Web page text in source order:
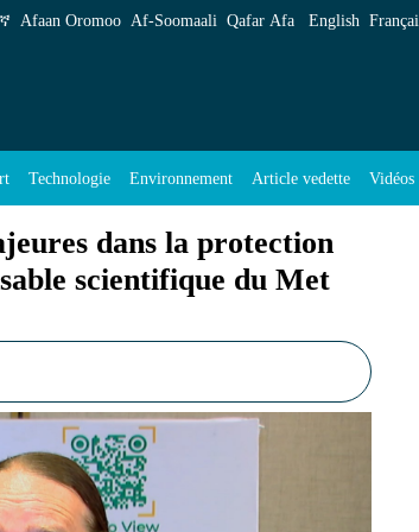
de l’environnement, affirme
Afaan Oromoo Af‑Soomaali Qafar Afa English
Technologie Environnement Article vedette Vidéos
dans la protection
scientifique du Met